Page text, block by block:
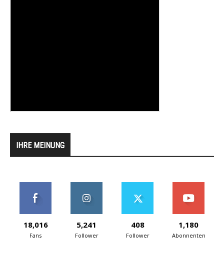
IHRE MEINUNG
18,016
Fans
5,241
Follower
408
Follower
1,180
Abonnenten